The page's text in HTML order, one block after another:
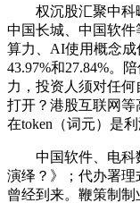
权沉股汇聚中科曙
中国长城、中国软件
算力、AI使用概念成
43.97%和27.84%。
力，投资人须对任
打开？港股互联网等
在token（词元）是
中国软件、电科数
演绎？》；代办署
曾经到来。鞭策制